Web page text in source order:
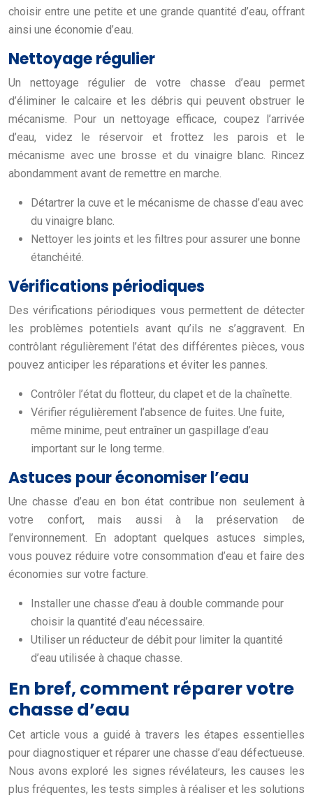
choisir entre une petite et une grande quantité d’eau, offrant
ainsi une économie d’eau.
Nettoyage régulier
Un nettoyage régulier de votre chasse d’eau permet
d’éliminer le calcaire et les débris qui peuvent obstruer le
mécanisme. Pour un nettoyage efficace, coupez l’arrivée
d’eau, videz le réservoir et frottez les parois et le
mécanisme avec une brosse et du vinaigre blanc. Rincez
abondamment avant de remettre en marche.
Détartrer la cuve et le mécanisme de chasse d’eau avec
du vinaigre blanc.
Nettoyer les joints et les filtres pour assurer une bonne
étanchéité.
Vérifications périodiques
Des vérifications périodiques vous permettent de détecter
les problèmes potentiels avant qu’ils ne s’aggravent. En
contrôlant régulièrement l’état des différentes pièces, vous
pouvez anticiper les réparations et éviter les pannes.
Contrôler l’état du flotteur, du clapet et de la chaînette.
Vérifier régulièrement l’absence de fuites. Une fuite,
même minime, peut entraîner un gaspillage d’eau
important sur le long terme.
Astuces pour économiser l’eau
Une chasse d’eau en bon état contribue non seulement à
votre confort, mais aussi à la préservation de
l’environnement. En adoptant quelques astuces simples,
vous pouvez réduire votre consommation d’eau et faire des
économies sur votre facture.
Installer une chasse d’eau à double commande pour
choisir la quantité d’eau nécessaire.
Utiliser un réducteur de débit pour limiter la quantité
d’eau utilisée à chaque chasse.
En bref, comment réparer votre
chasse d’eau
Cet article vous a guidé à travers les étapes essentielles
pour diagnostiquer et réparer une chasse d’eau défectueuse.
Nous avons exploré les signes révélateurs, les causes les
plus fréquentes, les tests simples à réaliser et les solutions